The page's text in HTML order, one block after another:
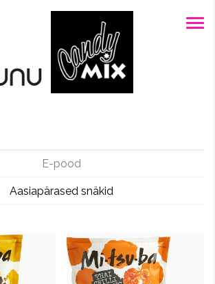
E-pood
Aasiapärased snäkid